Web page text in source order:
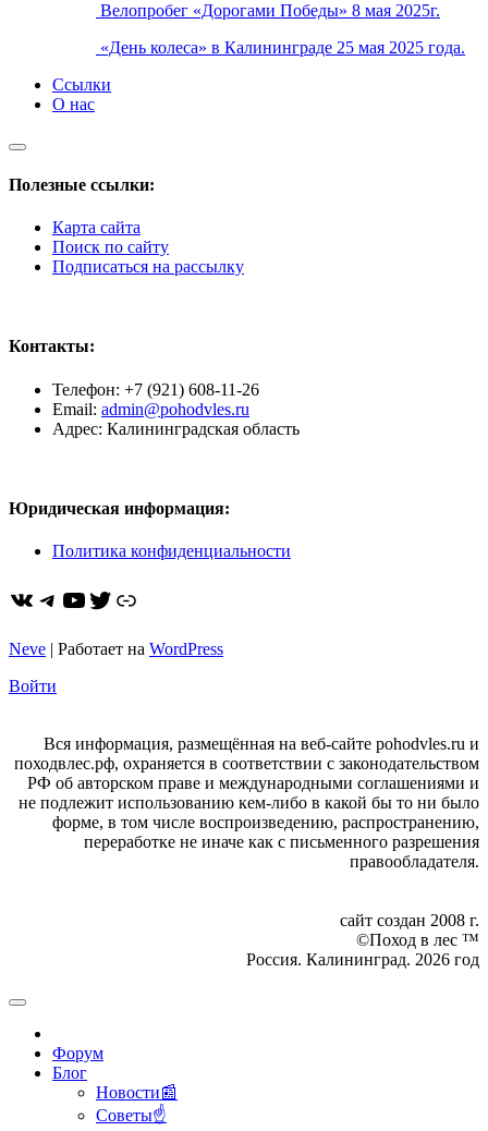
Велопробег «Дорогами Победы» 8 мая 2025г.
«День колеса» в Калининграде 25 мая 2025 года.
Ссылки
О нас
Полезные ссылки:
Карта сайта
Поиск по сайту
Подписаться на рассылку
Контакты:
Телефон: +7 (921) 608-11-26
Email: admin@pohodvles.ru
Адрес: Калининградская область
Юридическая информация:
Политика конфиденциальности
ВКонтакте
Telegram
YouTube
Twitter
https://dzen.ru/pohodvles
Neve | Работает на WordPress
Войти
Вся информация, размещённая на веб-сайте pohodvles.ru и
походвлес.рф, охраняется в соответствии с законодательством
РФ об авторском праве и международными соглашениями и
не подлежит использованию кем-либо в какой бы то ни было
форме, в том числе воспроизведению, распространению,
переработке не иначе как с письменного разрешения
правообладателя.
сайт создан 2008 г.
©Поход в лес ™
Россия. Калининград. 2026 год
Форум
Блог
Новости📰
Советы☝